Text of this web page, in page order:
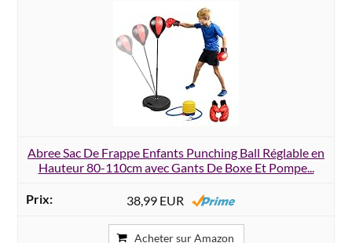
Abree Sac De Frappe Enfants Punching Ball Réglable en
Hauteur 80-110cm avec Gants De Boxe Et Pompe...
38,99 EUR
Acheter sur Amazon